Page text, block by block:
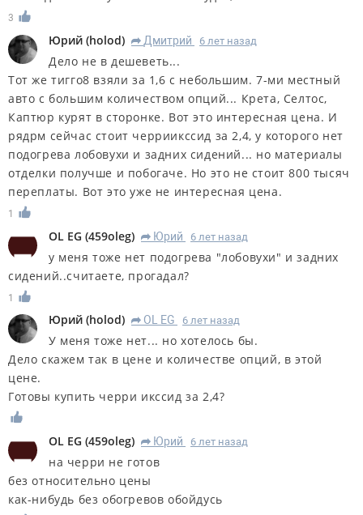
3
Юрий (holod) R Дмитрий 6 лет назад
Дело не в дешеветь...
Тот же тигго8 взяли за 1,6 с небольшим. 7-ми местный
авто с большим количеством опций... Крета, Селтос,
Каптюр курят в сторонке. Вот это интересная цена. И
рядрм сейчас стоит черриикссид за 2,4, у которого нет
подогрева лобовухи и задних сидений... но материалы
отделки получше и побогаче. Но это не стоит 800 тысяч
переплаты. Вот это уже не интересная цена.
1
OL EG (459oleg) R Юрий 6 лет назад
у меня тоже нет подогрева "лобовухи" и задних
сидений..считаете, прогадал?
1
Юрий (holod) R OL EG 6 лет назад
У меня тоже нет... но хотелось бы.
Дело скажем так в цене и количестве опций, в этой
цене.
Готовы купить черри икссид за 2,4?
OL EG (459oleg) R Юрий 6 лет назад
на черри не готов
без относительно цены
как-нибудь без обогревов обойдусь